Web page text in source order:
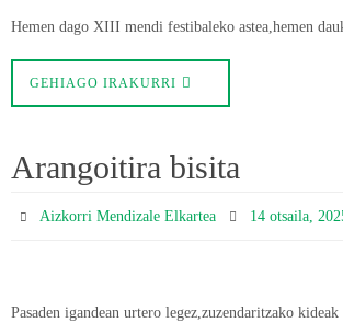
Hemen dago XIII mendi festibaleko astea,hemen
GEHIAGO IRAKURRI
Arangoitira bisita
Aizkorri Mendizale Elkartea 14 otsaila,
Pasaden igandean urtero legez,zuzendaritzako